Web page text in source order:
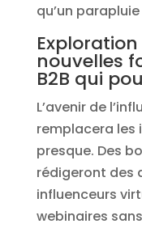
qu’un
nouvelles
B2B qui
L’avenir de
remplacera les
presque. Des
rédigeront des
influenceurs
webinaires